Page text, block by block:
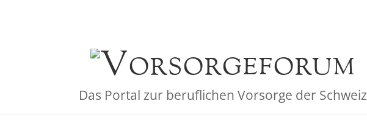
Das Portal zur beruflichen Vorsorge der Schweiz